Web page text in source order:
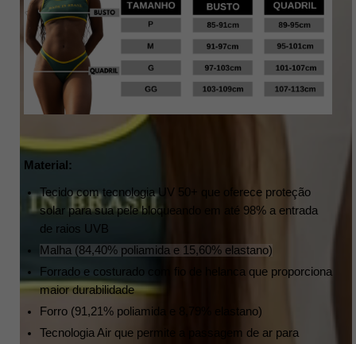
Material:
Tecido com tecnologia UV 50+ que oferece proteção
solar para sua pele bloqueando em até 98% a entrada
de raios UVB
Malha (84,40% poliamida e 15,60% elastano)
Forrado e costurado com fio de helanca que proporciona
maior durabilidade
Forro (91,21% poliamida e 8,79% elastano)
Tecnologia Air que permite a passagem de ar para